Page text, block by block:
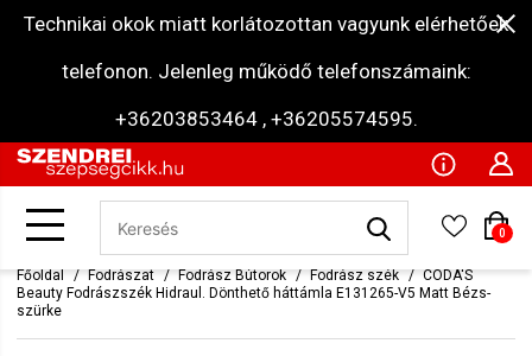
Technikai okok miatt korlátozottan vagyunk elérhetőek
telefonon. Jelenleg működő telefonszámaink:
+36203853464 , +36205574595.
0
Főoldal Fodrászat Fodrász Bútorok Fodrász szék
CODA'S
Beauty Fodrászszék Hidraul. Dönthető háttámla E131265-V5 Matt Bézs-
szürke